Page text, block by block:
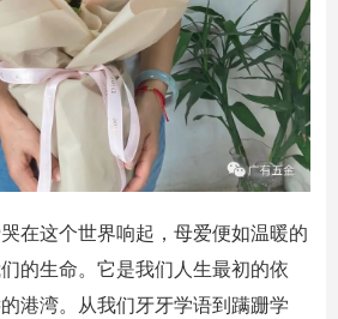
在这个世界响起，母爱便如温暖的
的生命。它是我们人生最初的依
港湾。从我们牙牙学语到蹒跚学